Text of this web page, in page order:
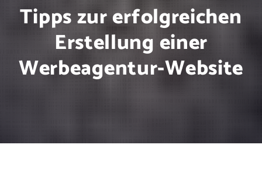
Tipps zur erfolgreichen
Erstellung einer
Werbeagentur-Website